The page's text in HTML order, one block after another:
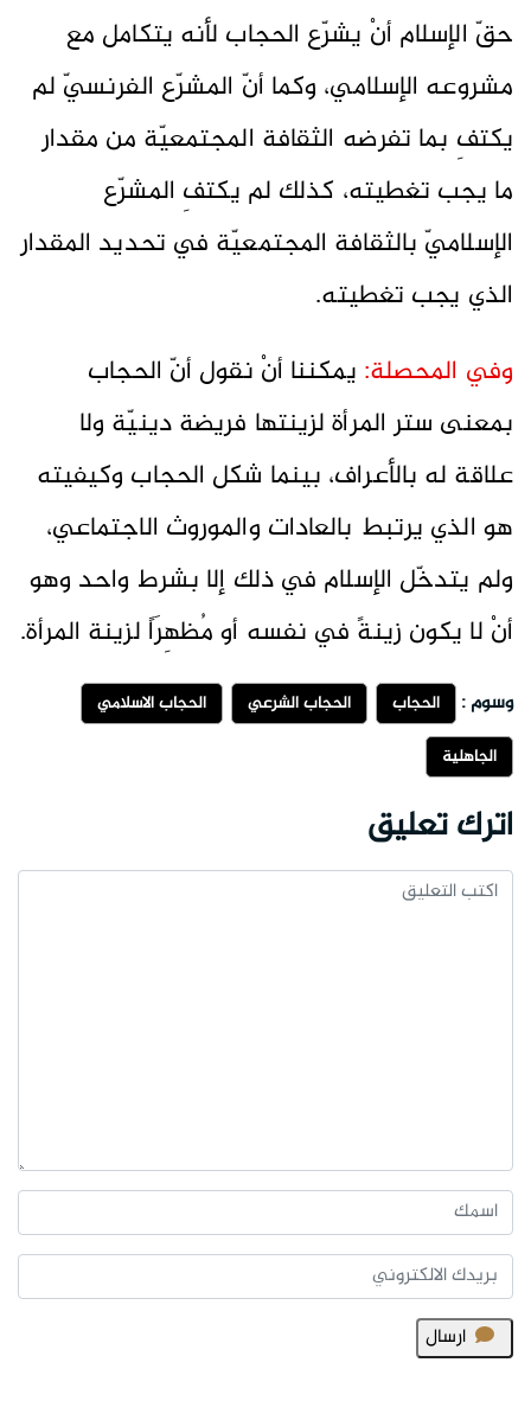
حقّ الإسلام أنْ يشرّع الحجاب لأنه يتكامل مع
مشروعه الإسلامي، وكما أنّ المشرّع الفرنسيّ لم
يكتفِ بما تفرضه الثقافة المجتمعيّة من مقدار
ما يجب تغطيته، كذلك لم يكتفِ المشرّع
الإسلاميّ بالثقافة المجتمعيّة في تحديد المقدار
الذي يجب تغطيته.
وفي المحصلة: يمكننا أنْ نقول أنّ الحجاب
بمعنى ستر المرأة لزينتها فريضة دينيّة ولا
علاقة له بالأعراف، بينما شكل الحجاب وكيفيته
هو الذي يرتبط بالعادات والموروث الاجتماعي،
ولم يتدخّل الإسلام في ذلك إلا بشرط واحد وهو
أنْ لا يكون زينةً في نفسه أو مُظهِرَاً لزينة المرأة.
وسوم : الحجاب الحجاب الشرعي
الحجاب الاسلامي
الجاهلية
اترك تعليق
ارسال